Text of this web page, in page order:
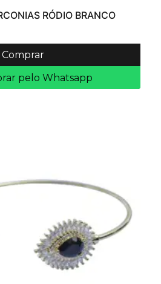
RÓDIO BRANCO
Comprar
pelo Whatsapp